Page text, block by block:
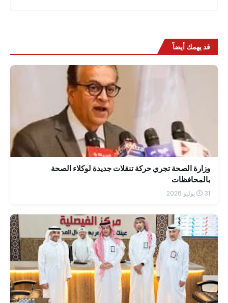
قد يهمك أيضاً
وزارة الصحة تجري حركة تنقلات جديدة لوكلاء الصحة
بالمحافظات
31 يوليو 2026